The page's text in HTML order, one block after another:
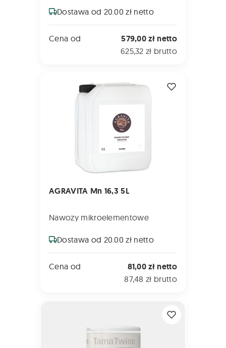
Dostawa od 20.00 zł netto
Cena od 579,00 zł netto
625,32 zł brutto
AGRAVITA Mn 16,3 5L
Nawozy mikroelementowe
Dostawa od 20.00 zł netto
Cena od 81,00 zł netto
87,48 zł brutto